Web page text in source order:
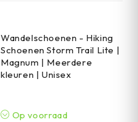
Wandelschoenen - Hiking
Schoenen Storm Trail Lite |
Magnum | Meerdere
kleuren | Unisex
Op voorraad